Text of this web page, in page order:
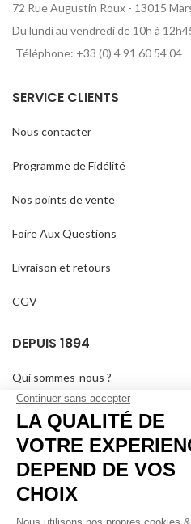
72 Rue Augustin Roux - 13015
Du lundi au vendredi de 10h à
Téléphone: +33 (0) 4 91 60 54 04
SERVICE CLIENTS
Nous contacter
Programme de Fidélité
Nos points de vente
Foire Aux Questions
Livraison et retours
CGV
DEPUIS 1894
Qui sommes-nous ?
Savons personnalisés
Visiter le musée
Devenir revendeur
Dans les médias